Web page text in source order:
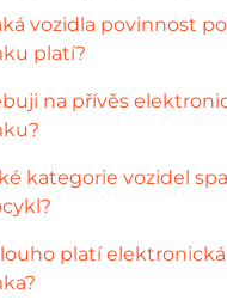
vozidla povinnost
platí?
na přívěs
kategorie vozidel
platí